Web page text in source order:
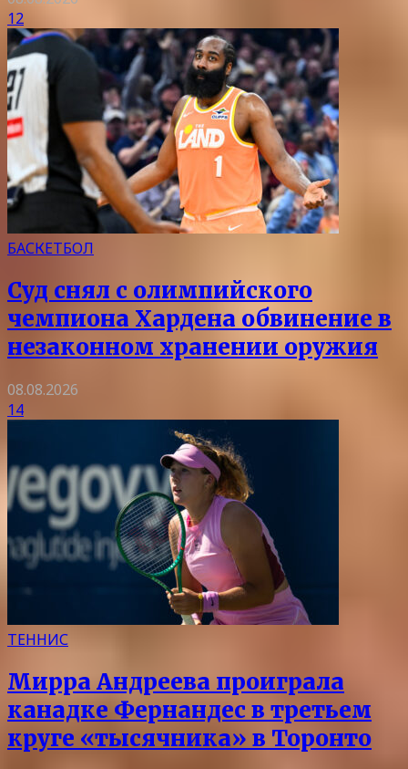
12
БАСКЕТБОЛ
Суд снял с олимпийского
чемпиона Хардена обвинение в
незаконном хранении оружия
08.08.2026
14
ТЕННИС
Мирра Андреева проиграла
канадке Фернандес в третьем
круге «тысячника» в Торонто